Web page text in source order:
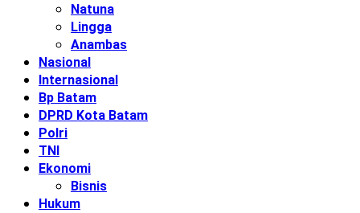
Natuna
Lingga
Anambas
Nasional
Internasional
Bp Batam
DPRD Kota Batam
Polri
TNI
Ekonomi
Bisnis
Hukum